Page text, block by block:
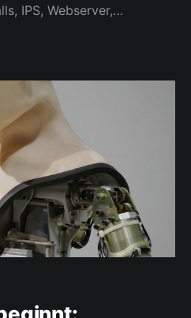
IPS, Webserver,
selbst. Gerade die
Hände fallen. Hier warnt
Vorkommnisse.